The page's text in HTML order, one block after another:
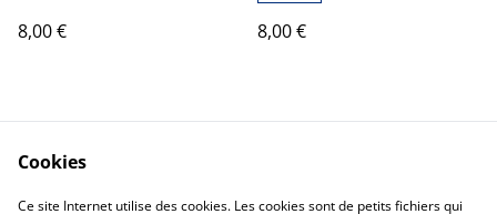
8,00 € 8,00 €
Cookies
Ce site Internet utilise des cookies. Les cookies sont de petits fichiers qui